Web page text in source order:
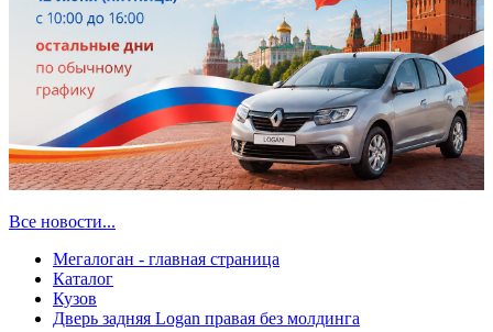
Все новости...
Мегалоган - главная страница
Каталог
Кузов
Дверь задняя Logan правая без молдинга